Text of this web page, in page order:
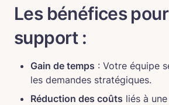
Les bénéfices
support :
Gain de temps : Votre équipe
les demandes stratégiques.
Réduction des coûts liés à